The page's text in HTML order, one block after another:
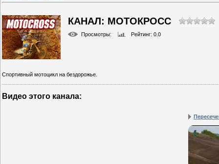
КАНАЛ: МОТОКРОСС
Просмотры: Рейтинг: 0.0
Спортивный мотоцикл на бездорожье.
Видео этого канала: